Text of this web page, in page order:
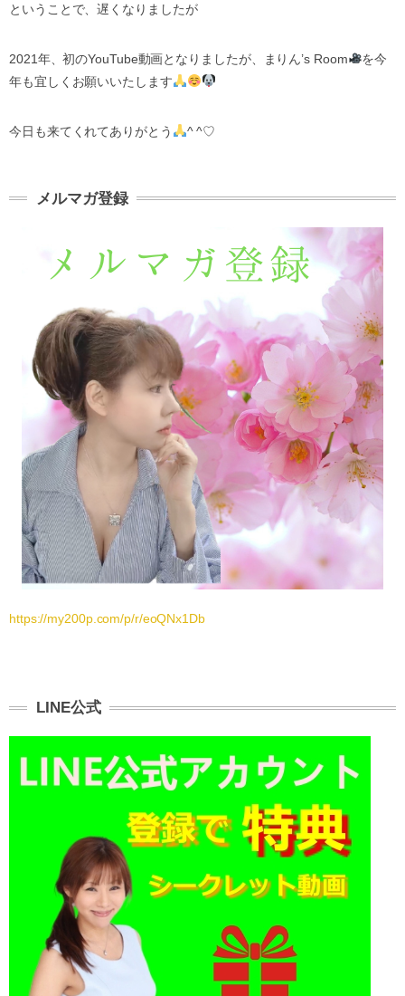
ということで、遅くなりましたが
2021年、初のYouTube動画となりましたが、まりん’s Room
を今
年も宜しくお願いいたします
今日も来てくれてありがとう ^ ^♡
メルマガ登録
https://my200p.com/p/r/eoQNx1Db
LINE公式